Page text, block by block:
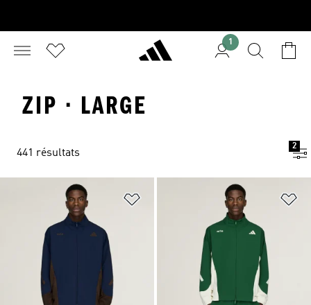
1
ZIP · LARGE
441 résultats
2
Ajouter à la Liste de produits